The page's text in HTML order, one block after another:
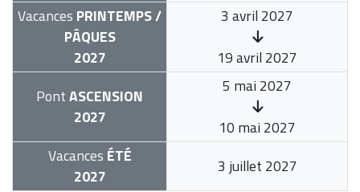
Vacances PRINTEMPS /
PÂQUES
2027
3 avril 2027
19 avril 2027
PontASCENSION
2027
5 mai 2027
10 mai 2027
Vacances ÉTÉ
2027
3 juillet 2027